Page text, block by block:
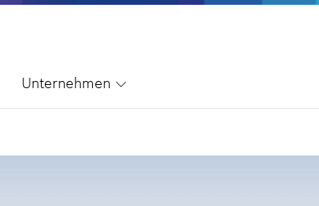
Unternehmen